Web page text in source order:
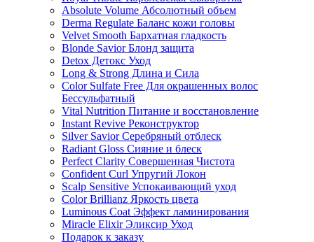
Absolute Volume Абсолютный объем
Derma Regulate Баланс кожи головы
Velvet Smooth Бархатная гладкость
Blonde Savior Блонд защита
Detox Детокс Уход
Long & Strong Длина и Сила
Color Sulfate Free Для окрашенных волос
Бессульфатный
Vital Nutrition Питание и восстановление
Instant Revive Реконструктор
Silver Savior Серебряный отблеск
Radiant Gloss Сияние и блеск
Perfect Clarity Совершенная Чистота
Confident Curl Упругий Локон
Scalp Sensitive Успокаивающий уход
Color Brillianz Яркость цвета
Luminous Coat Эффект ламинирования
Miracle Elixir Эликсир Уход
Подарок к заказу